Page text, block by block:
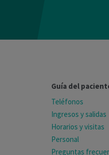
Guía del
Teléfonos
Ingresos y salidas
Horarios y visitas
Personal
Preguntas